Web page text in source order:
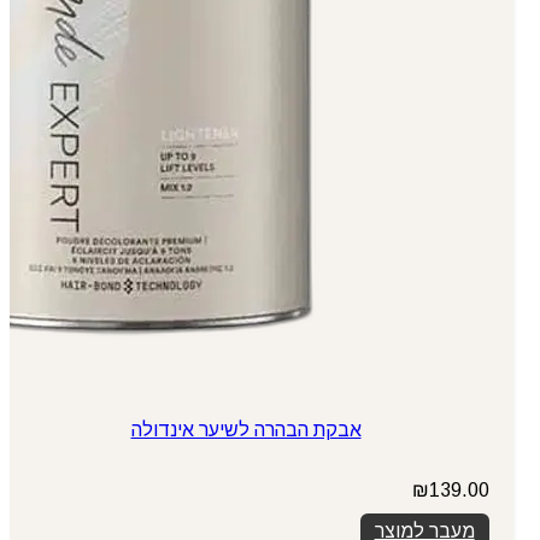
אבקת הבהרה לשיער אינדולה
₪139.00
מעבר למוצר